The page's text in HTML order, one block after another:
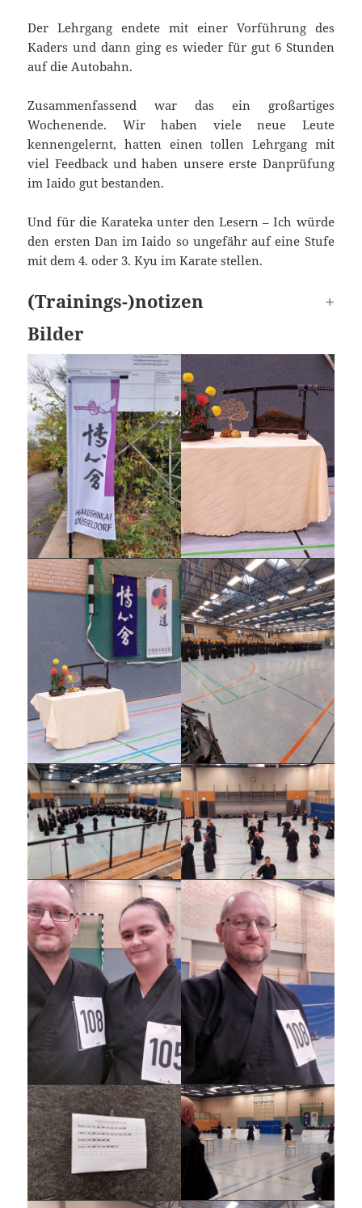
Der Lehrgang endete mit einer Vorführung des
Kaders und dann ging es wieder für gut 6 Stunden
auf die Autobahn.
Zusammenfassend war das ein großartiges
Wochenende. Wir haben viele neue Leute
kennengelernt, hatten einen tollen Lehrgang mit
viel Feedback und haben unsere erste Danprüfung
im Iaido gut bestanden.
Und für die Karateka unter den Lesern – Ich würde
den ersten Dan im Iaido so ungefähr auf eine Stufe
mit dem 4. oder 3. Kyu im Karate stellen.
(Trainings-)notizen
Bilder